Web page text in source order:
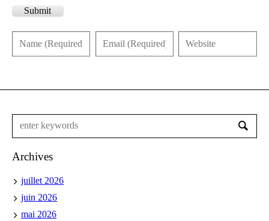
Submit
Archives
juillet 2026
juin 2026
mai 2026